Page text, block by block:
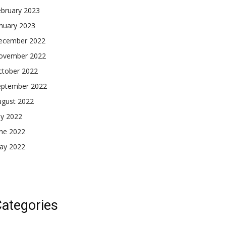
2023
2023
2022
2022
2022
2022
2022
2022
2022
2022